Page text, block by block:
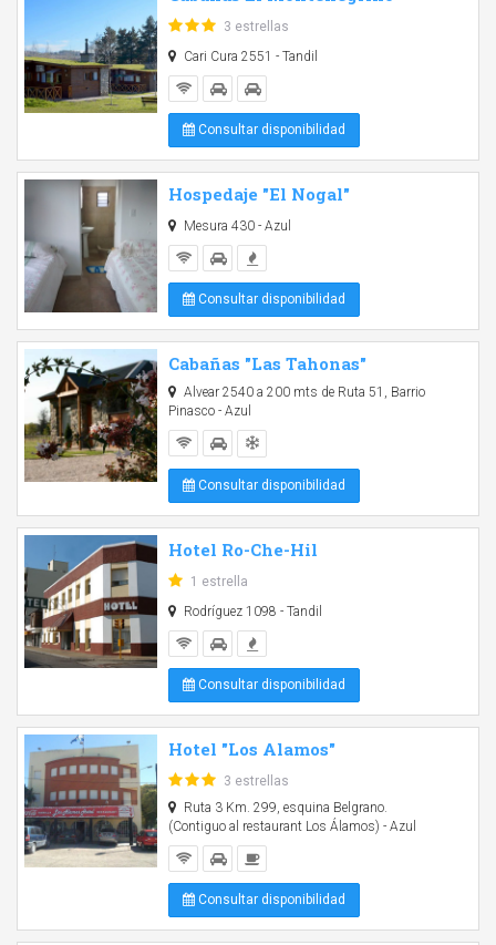
3 estrellas
Cari Cura 2551 - Tandil
Consultar disponibilidad
Hospedaje "El Nogal"
Mesura 430 - Azul
Consultar disponibilidad
Cabañas "Las Tahonas"
Alvear 2540 a 200 mts de Ruta 51, Barrio
Pinasco - Azul
Consultar disponibilidad
Hotel Ro-Che-Hil
1 estrella
Rodríguez 1098 - Tandil
Consultar disponibilidad
Hotel "Los Alamos"
3 estrellas
Ruta 3 Km. 299, esquina Belgrano.
(Contiguo al restaurant Los Álamos) - Azul
Consultar disponibilidad